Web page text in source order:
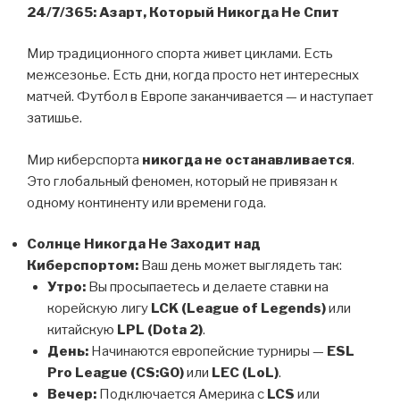
24/7/365: Азарт, Который Никогда Не Спит
Мир традиционного спорта живет циклами. Есть
межсезонье. Есть дни, когда просто нет интересных
матчей. Футбол в Европе заканчивается — и наступает
затишье.
Мир киберспорта никогда не останавливается.
Это глобальный феномен, который не привязан к
одному континенту или времени года.
Солнце Никогда Не Заходит над
Киберспортом: Ваш день может выглядеть так:
Утро:Вы просыпаетесь и делаете ставки на
корейскую лигу LCK (League of Legends)или
китайскую LPL (Dota 2).
День:Начинаются европейские турниры — ESL
Pro League (CS:GO)или LEC (LoL).
Вечер:Подключается Америка с LCS или